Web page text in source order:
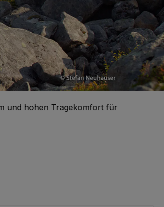
und hohen Tragekomfort für